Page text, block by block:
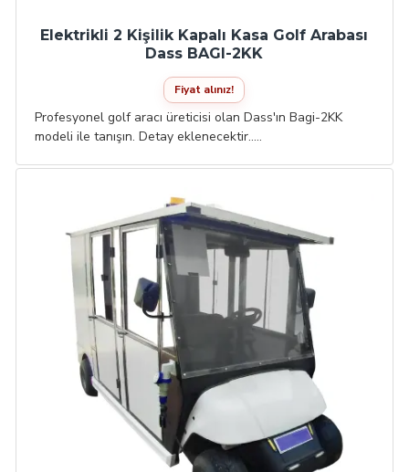
Fiyat alınız!
Elektrikli 2 Kişilik Kapalı Kasa Golf Arabası
Dass BAGI-2KK
Profesyonel golf aracı üreticisi olan Dass'ın Bagi-2KK
modeli ile tanışın. Detay eklenecektir.....